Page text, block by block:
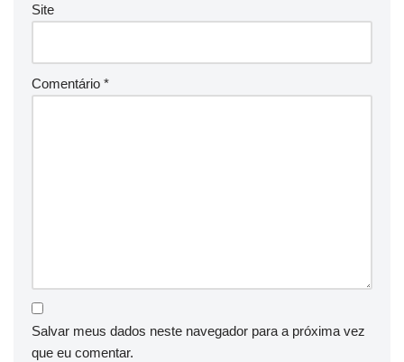
Site
Comentário *
Salvar meus dados neste navegador para a próxima vez
que eu comentar.